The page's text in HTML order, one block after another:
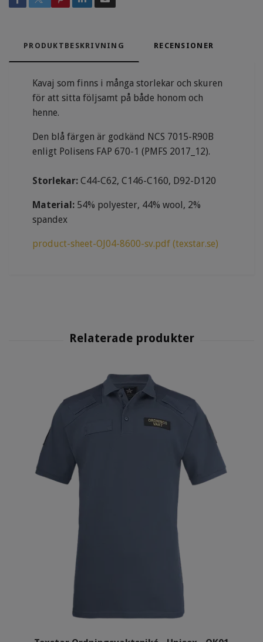
PRODUKTBESKRIVNING RECENSIONER
Kavaj som finns i många storlekar och skuren
för att sitta följsamt på både honom och
henne.
Den blå färgen är godkänd NCS 7015-R90B
enligt Polisens FAP 670-1 (PMFS 2017_12).
Storlekar: C44-C62, C146-C160, D92-D120
Material: 54% polyester, 44% wool, 2%
spandex
product-sheet-OJ04-8600-sv.pdf (texstar.se)